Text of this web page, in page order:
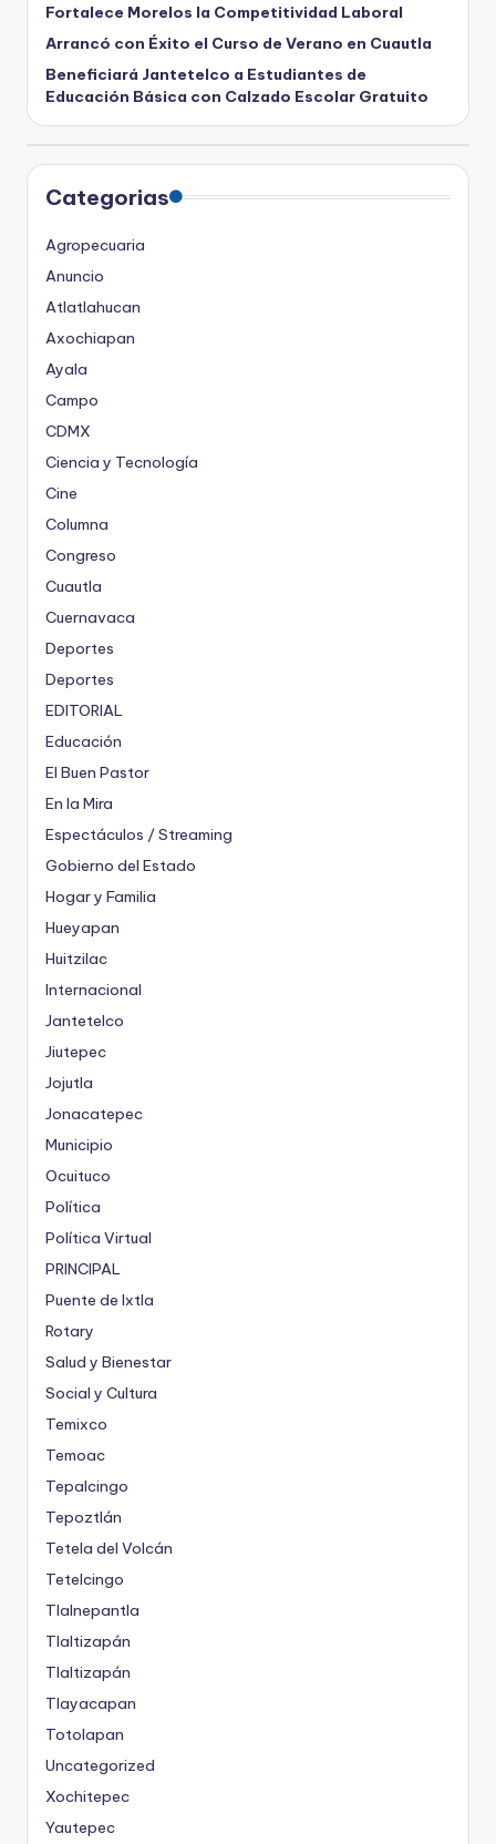
Fortalece Morelos la Competitividad Laboral
Arrancó con Éxito el Curso de Verano en Cuautla
Beneficiará Jantetelco a Estudiantes de
Educación Básica con Calzado Escolar Gratuito
Categorias
Agropecuaria
Anuncio
Atlatlahucan
Axochiapan
Ayala
Campo
CDMX
Ciencia y Tecnología
Cine
Columna
Congreso
Cuautla
Cuernavaca
Deportes
Deportes
EDITORIAL
Educación
El Buen Pastor
En la Mira
Espectáculos / Streaming
Gobierno del Estado
Hogar y Familia
Hueyapan
Huitzilac
Internacional
Jantetelco
Jiutepec
Jojutla
Jonacatepec
Municipio
Ocuituco
Política
Política Virtual
PRINCIPAL
Puente de Ixtla
Rotary
Salud y Bienestar
Social y Cultura
Temixco
Temoac
Tepalcingo
Tepoztlán
Tetela del Volcán
Tetelcingo
Tlalnepantla
Tlaltizapán
Tlaltizapán
Tlayacapan
Totolapan
Uncategorized
Xochitepec
Yautepec